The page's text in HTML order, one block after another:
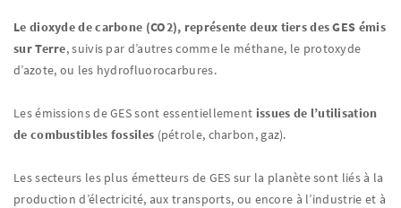
Le dioxyde de carbone (CO2), représente deux tiers des GES émis
sur Terre, suivis par d’autres comme le méthane, le protoxyde
d’azote, ou les hydrofluorocarbures.
Les émissions de GES sont essentiellement issues de l’utilisation
de combustibles fossiles (pétrole, charbon, gaz).
Les secteurs les plus émetteurs de GES sur la planète sont liés à la
production d’électricité, aux transports, ou encore à l’industrie et à